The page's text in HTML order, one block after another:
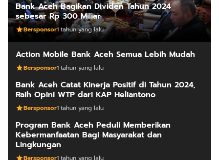
Bank Aceh Bagikan Dividen Tahun 2024
sebesar Rp 300 Miliar
Bersponsor1 tahun yang lalu
Action Mobile Bank Aceh Semua Lebih Mudah
Bersponsor1 tahun yang lalu
Bank Aceh Catat Kinerja Positif di Tahun 2024,
Raih Opini WTP dari KAP Heliantono
Bersponsor1 tahun yang lalu
Program Bank Aceh Peduli Memberikan
Kebermanfaatan Bagi Masyarakat dan
Lingkungan
Bersponsor1 tahun yang lalu